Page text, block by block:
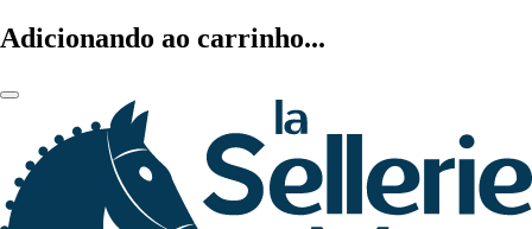
Adicionando ao carrinho...